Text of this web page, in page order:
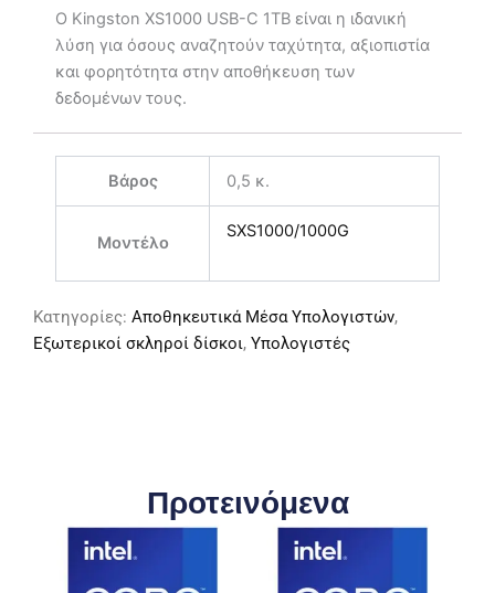
Ο Kingston XS1000 USB-C 1TB είναι η ιδανική
λύση για όσους αναζητούν ταχύτητα, αξιοπιστία
και φορητότητα στην αποθήκευση των
δεδομένων τους.
Βάρος 0,5 κ.
Μοντέλο
SXS1000/1000G
Κατηγορίες: Αποθηκευτικά Μέσα Υπολογιστών,
Εξωτερικοί σκληροί δίσκοι, Υπολογιστές
Προτεινόμενα